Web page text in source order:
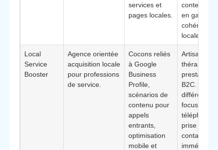
services et
pages locales.
contenus
en gardant
cohérence
locale.**
Local
Service
Booster
Agence orientée
acquisition locale
pour professions
de service.
Cocons reliés
à Google
Business
Profile,
scénarios de
contenu pour
appels
entrants,
optimisation
mobile et
Artisans,
prestataires
B2C.
focus sur le
téléphone
prise de
contact